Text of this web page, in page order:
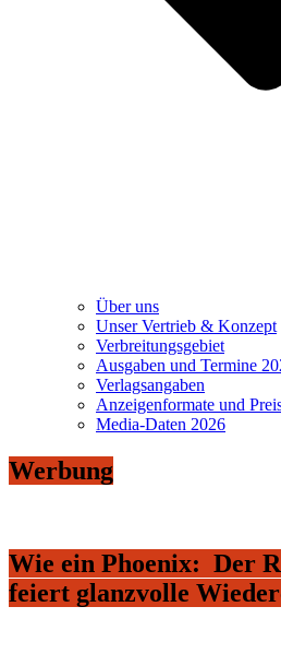
Über uns
Unser Vertrieb & Konzept
Verbreitungsgebiet
Ausgaben und Termine
Verlagsangaben
Anzeigenformate und
Media-Daten 2026
Werbung
Wie ein Phoenix: Der
feiert glanzvolle